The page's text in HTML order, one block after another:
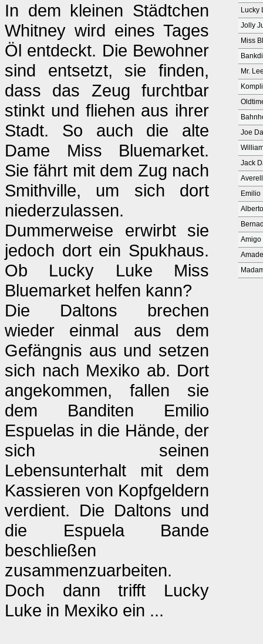
In dem kleinen Städtchen
Whitney wird eines Tages
Öl entdeckt. Die Bewohner
sind entsetzt, sie finden,
dass das Zeug furchtbar
stinkt und fliehen aus ihrer
Stadt. So auch die alte
Dame Miss Bluemarket.
Sie fährt mit dem Zug nach
Smithville, um sich dort
niederzulassen.
Dummerweise erwirbt sie
jedoch dort ein Spukhaus.
Ob Lucky Luke Miss
Bluemarket helfen kann?
Die Daltons brechen
wieder einmal aus dem
Gefängnis aus und setzen
sich nach Mexiko ab. Dort
angekommen, fallen sie
dem Banditen Emilio
Espuelas in die Hände, der
sich seinen
Lebensunterhalt mit dem
Kassieren von Kopfgeldern
verdient. Die Daltons und
die Espuela Bande
beschließen
zusammenzuarbeiten.
Doch dann trifft Lucky
Luke in Mexiko ein ...
Lucky
Jolly
Miss
Mr.
Joe
Jack
Emilio
Alberto
Amigo